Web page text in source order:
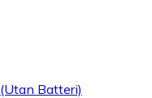
Batteri)